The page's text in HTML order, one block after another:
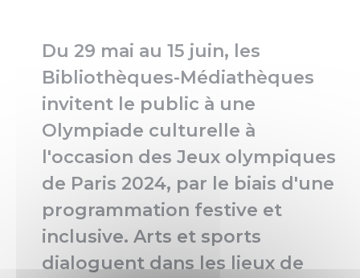
Du 29 mai au 15 juin, les
Bibliothèques-Médiathèques
invitent le public à une
Olympiade culturelle à
l'occasion des Jeux olympiques
de Paris 2024, par le biais d'une
programmation festive et
inclusive. Arts et sports
dialoguent dans les lieux de